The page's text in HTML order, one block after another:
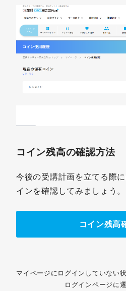
コイン残高の確認方法
今後の受講計画を立てる際
インを確認してみましょう。
コイン残高
マイページにログインしていない
ログインページに